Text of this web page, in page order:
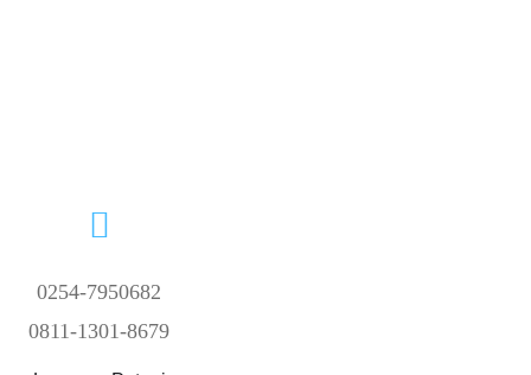
0254-7950682
0811-1301-8679